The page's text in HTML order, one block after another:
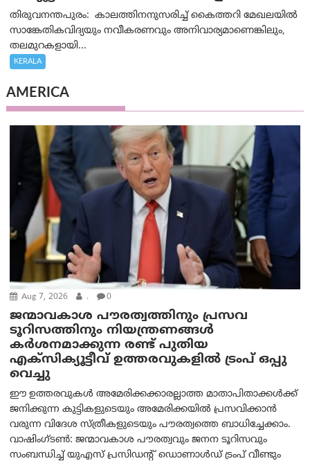
തിരുവനന്തപുരം: കാലത്തിനനുസരിച്ച് കൈത്തറി മേഖലയിൽ
സാങ്കേതികവിദ്യയും നവീകരണവും അനിവാര്യമാണെങ്കിലും,
തലമുറകളായി...
KERALA
AMERICA
Aug 7, 2026 . 0
ജന്മാവകാശ പൗരത്വത്തിനും പ്രസവ
ടൂറിസത്തിനും നിയന്ത്രണങ്ങൾ
കർശനമാക്കുന്ന രണ്ട് പുതിയ
എക്സിക്യൂട്ടീവ് ഉത്തരവുകളിൽ ട്രംപ് ഒപ്പു
വെച്ചു
ഈ ഉത്തരവുകൾ അമേരിക്കക്കാരല്ലാത്ത മാതാപിതാക്കൾക്ക്
ജനിക്കുന്ന കുട്ടികളുടെയും അമേരിക്കയിൽ പ്രസവിക്കാൻ
വരുന്ന വിദേശ സ്ത്രീകളുടെയും പൗരത്വത്തെ ബാധിച്ചേക്കാം.
വാഷിംഗ്ടണ്‍: ജന്മാവകാശ പൗരത്വവും ജനന ടൂറിസവും
സംബന്ധിച്ച് യുഎസ് പ്രസിഡന്റ് ഡൊണാൾഡ് ട്രംപ് വീണ്ടും